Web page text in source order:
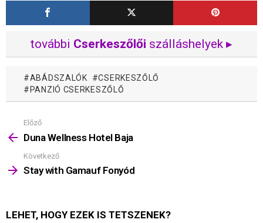
további Cserkeszőlői szálláshelyek ▸
ABÁDSZALÓK
CSERKESZŐLŐ
PANZIÓ CSERKESZŐLŐ
Mutass
többet
Előző
Duna Wellness Hotel Baja
Következő
Stay with Gamauf Fonyód
LEHET, HOGY EZEK IS TETSZENEK?